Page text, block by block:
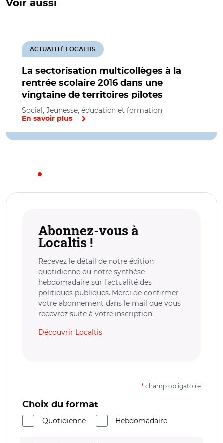
Voir aussi
La sectorisation multicollèges à la
rentrée scolaire 2016 dans une
vingtaine de territoires pilotes
ACTUALITÉ LOCALTIS
Social, Jeunesse, éducation et formation
En savoir plus
Abonnez-vous à
Localtis !
Recevez le détail de notre édition
quotidienne ou notre synthèse
hebdomadaire sur l’actualité des
politiques publiques. Merci de confirmer
votre abonnement dans le mail que vous
recevrez suite à votre inscription.
Découvrir Localtis
* champ obligatoire
Choix du format
Quotidienne
Hebdomadaire